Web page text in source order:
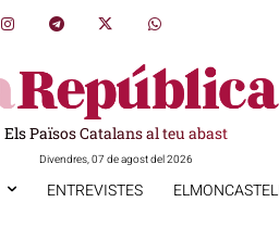
Els Països Catalans al teu abast
Divendres, 07 de agost del 2026
ENTREVISTES